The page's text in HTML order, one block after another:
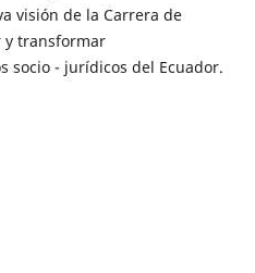
visión de la Carrera de
y transformar
socio - jurídicos del Ecuador.